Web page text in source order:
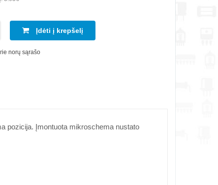
Įdėti į krepšelį
norų sąrašo
pozicija. Įmontuota mikroschema nustato